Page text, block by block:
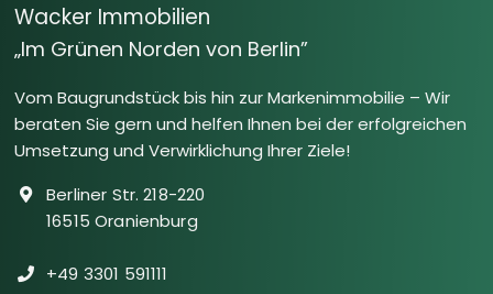
Wacker Immobilien
„Im Grünen Norden von Berlin”
Vom Baugrundstück bis hin zur Markenimmobilie – Wir
beraten Sie gern und helfen Ihnen bei der erfolgreichen
Umsetzung und Verwirklichung Ihrer Ziele!
Berliner Str. 218-220
16515 Oranienburg
+49 3301 591111